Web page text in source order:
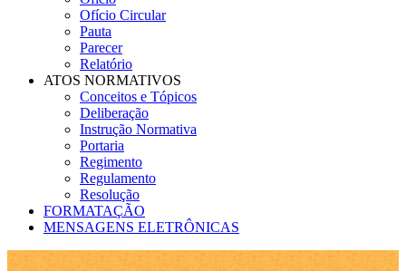
Ofício Circular
Pauta
Parecer
Relatório
ATOS NORMATIVOS
Conceitos e Tópicos
Deliberação
Instrução Normativa
Portaria
Regimento
Regulamento
Resolução
FORMATAÇÃO
MENSAGENS ELETRÔNICAS